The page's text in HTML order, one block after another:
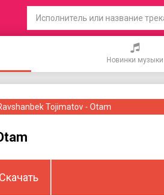
Новинки музыки
Tojimatov - Otam
Скачать